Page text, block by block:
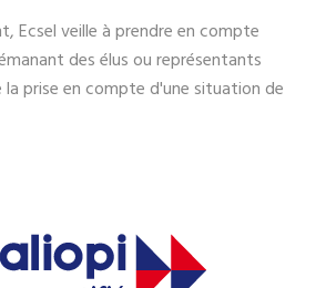
Ecsel veille à prendre en compte
des élus ou représentants
prise en compte d'une situation de